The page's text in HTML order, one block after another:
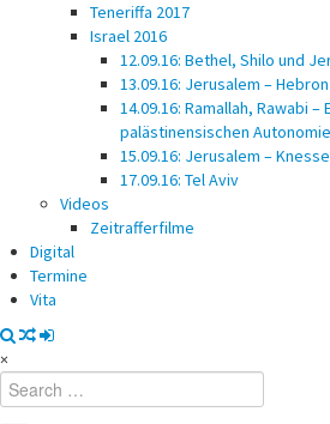
Teneriffa 2017
Israel 2016
12.09.16: Bethel, Shilo und
13.09.16: Jerusalem –
14.09.16: Ramallah, Rawabi
palästinensischen
15.09.16: Jerusalem –
17.09.16: Tel Aviv
Videos
Zeitrafferfilme
Digital
Termine
Vita
×
Search
for: